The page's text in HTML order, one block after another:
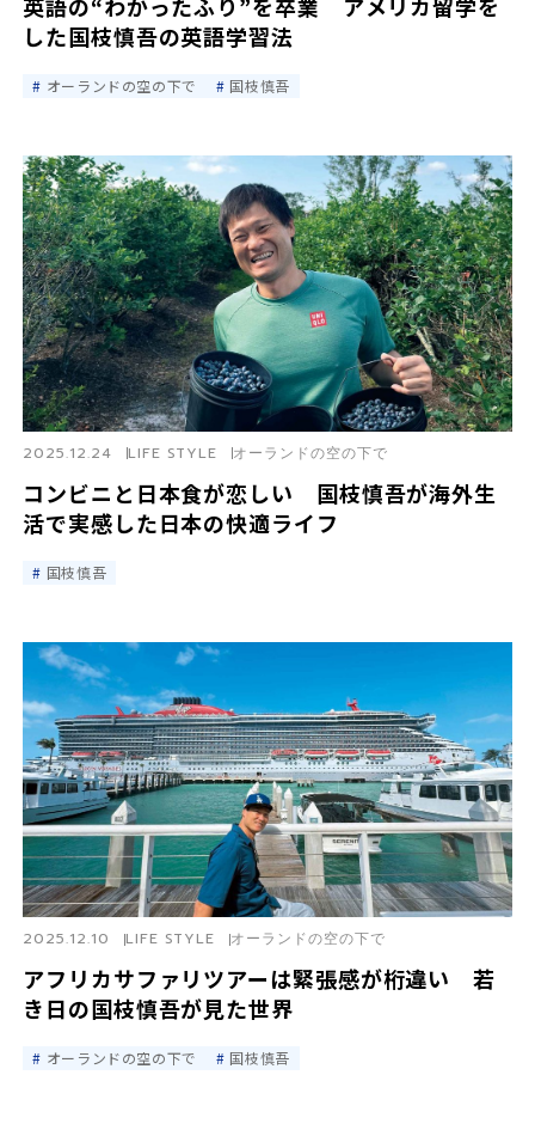
した国枝慎吾の英語学習法
オーランドの空の下で 国枝慎吾
コンビニと日本食が恋しい 国枝慎吾が海外生
活で実感した日本の快適ライフ
2025.12.24 LIFE STYLE オーランドの空の下で
国枝慎吾
アフリカサファリツアーは緊張感が桁違い 若
き日の国枝慎吾が見た世界
2025.12.10 LIFE STYLE オーランドの空の下で
オーランドの空の下で 国枝慎吾